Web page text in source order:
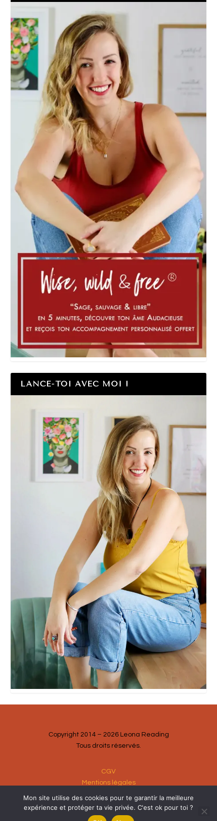
LANCE-TOI AVEC MOI !
Copyright 2014 – 2026 Leona Reading
Tous droits réservés.
CGV
Mentions légales
Mon site utilise des cookies pour te garantir la meilleure
expérience et protéger ta vie privée. C'est ok pour toi ?